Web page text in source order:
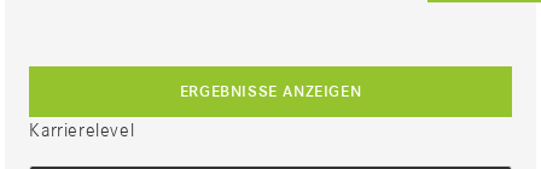
ERGEBNISSE ANZEIGEN
Karrierelevel